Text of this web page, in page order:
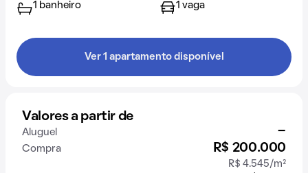
1 banheiro 1 vaga
Ver 1 apartamento disponível
Valores a partir de
Aluguel -
Compra R$ 200.000
R$ 4.545/m²